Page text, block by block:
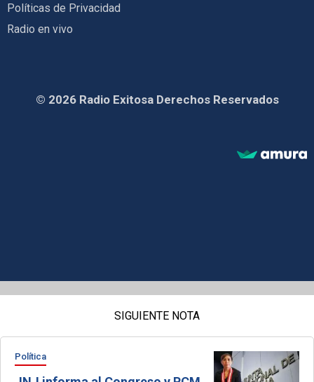
Políticas de Privacidad
Radio en vivo
© 2026 Radio Exitosa Derechos Reservados
SIGUIENTE NOTA
Política